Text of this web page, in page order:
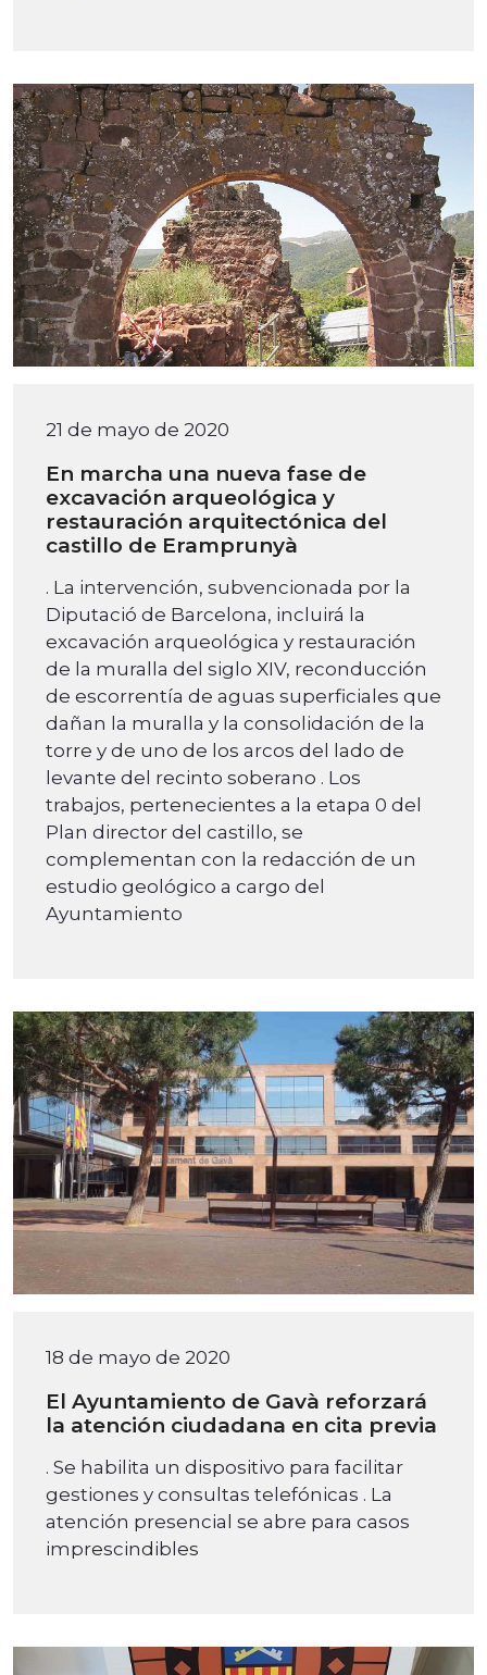
21 de mayo de 2020
En marcha una nueva fase de
excavación arqueológica y
restauración arquitectónica del
castillo de Eramprunyà
. La intervención, subvencionada por la
Diputació de Barcelona, incluirá la
excavación arqueológica y restauración
de la muralla del siglo XIV, reconducción
de escorrentía de aguas superficiales que
dañan la muralla y la consolidación de la
torre y de uno de los arcos del lado de
levante del recinto soberano . Los
trabajos, pertenecientes a la etapa 0 del
Plan director del castillo, se
complementan con la redacción de un
estudio geológico a cargo del
Ayuntamiento
18 de mayo de 2020
El Ayuntamiento de Gavà reforzará
la atención ciudadana en cita previa
. Se habilita un dispositivo para facilitar
gestiones y consultas telefónicas . La
atención presencial se abre para casos
imprescindibles